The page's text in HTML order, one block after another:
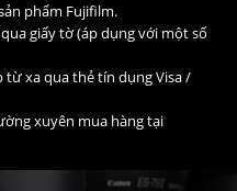
phẩm Fujifilm.
giấy tờ (áp dụng với một số
xa qua thẻ tín dụng Visa /
xuyên mua hàng tại